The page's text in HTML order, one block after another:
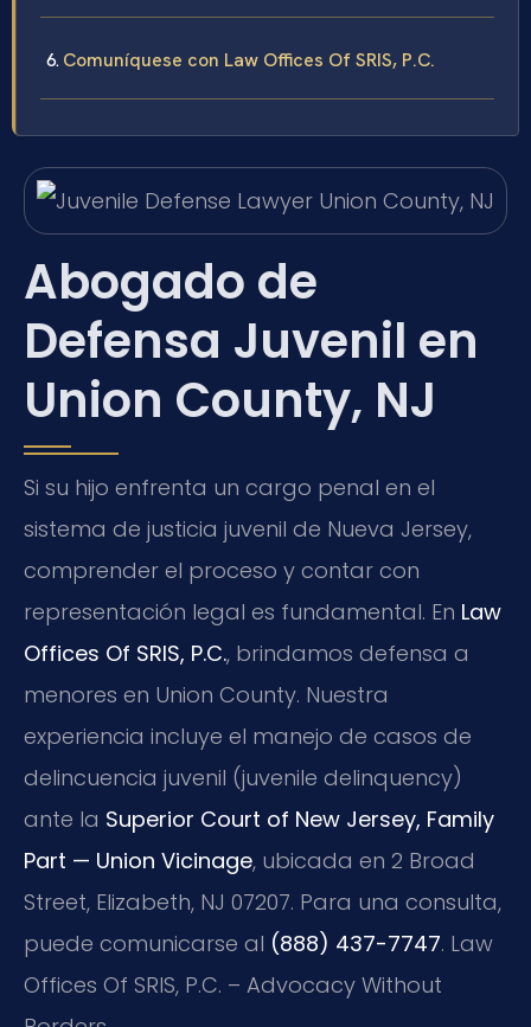
Comuníquese con Law Offices Of SRIS, P.C.
Abogado de
Defensa Juvenil en
Union County, NJ
Si su hijo enfrenta un cargo penal en el
sistema de justicia juvenil de Nueva Jersey,
comprender el proceso y contar con
representación legal es fundamental. En Law
Offices Of SRIS, P.C., brindamos defensa a
menores en Union County. Nuestra
experiencia incluye el manejo de casos de
delincuencia juvenil (juvenile delinquency)
ante la Superior Court of New Jersey, Family
Part — Union Vicinage, ubicada en 2 Broad
Street, Elizabeth, NJ 07207. Para una consulta,
puede comunicarse al (888) 437-7747. Law
Offices Of SRIS, P.C. – Advocacy Without